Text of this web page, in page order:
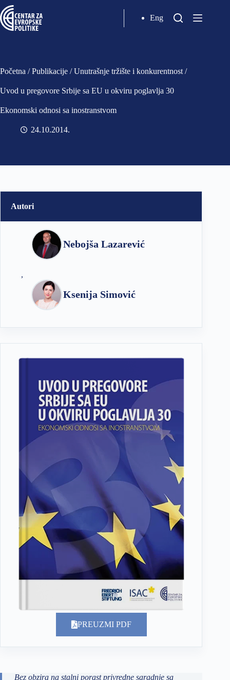
Eng
Početna /Publikacije /Unutrašnje tržište i konkurentnost /
Uvod u pregovore Srbije sa EU u okviru poglavlja 30
Ekonomski odnosi sa inostranstvom
24.10.2014
Bez obzira na stalni porast privredne saradnje sa
Autori
Nebojša Lazarević
,
Ksenija Simović
PREUZMI PDF